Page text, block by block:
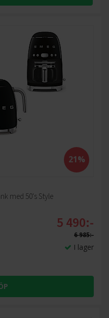
21%
med 50's Style
5 490:-
6 985:-
I lager